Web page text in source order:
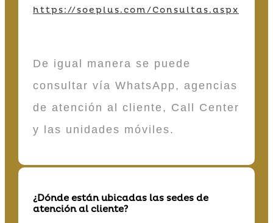
https://soeplus.com/Consultas.aspx
De igual manera se puede
consultar vía WhatsApp, agencias
de atención al cliente, Call Center
y las unidades móviles.
¿Dónde están ubicadas las sedes de
atención al cliente?